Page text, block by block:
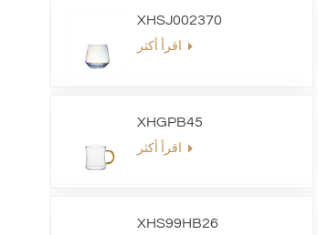
XHSJ002370
XHGPB45
XHS99HB26